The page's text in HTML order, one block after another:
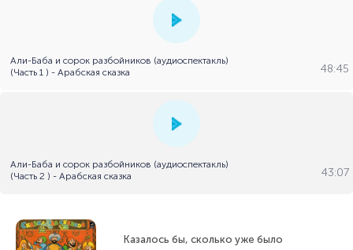
Али-Баба и сорок разбойников (аудиоспектакль)
(Часть 1 ) - Арабская сказка
48:45
Али-Баба и сорок разбойников (аудиоспектакль)
(Часть 2 ) - Арабская сказка
43:07
Казалось бы, сколько уже было